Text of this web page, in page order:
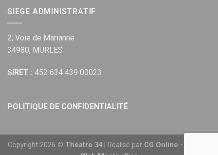
SIEGE ADMINISTRATIF
2, Voie de Marianne
34980, MURLES
SIRET : 452 634 439 00023
POLITIQUE DE CONFIDENTIALITÉ
Copyright 2026 © Théatre 34| Réalisé par CG Online - Agence